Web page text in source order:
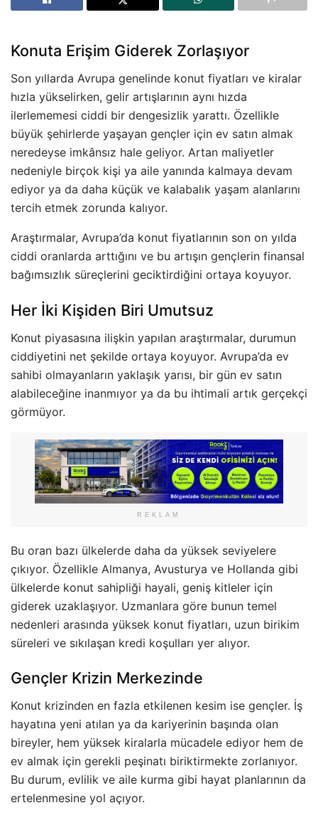
Konuta Erişim Giderek Zorlaşıyor
Son yıllarda Avrupa genelinde konut fiyatları ve kiralar
hızla yükselirken, gelir artışlarının aynı hızda
ilerlememesi ciddi bir dengesizlik yarattı. Özellikle
büyük şehirlerde yaşayan gençler için ev satın almak
neredeyse imkânsız hale geliyor. Artan maliyetler
nedeniyle birçok kişi ya aile yanında kalmaya devam
ediyor ya da daha küçük ve kalabalık yaşam alanlarını
tercih etmek zorunda kalıyor.
Araştırmalar, Avrupa’da konut fiyatlarının son on yılda
ciddi oranlarda arttığını ve bu artışın gençlerin finansal
bağımsızlık süreçlerini geciktirdiğini ortaya koyuyor.
Her İki Kişiden Biri Umutsuz
Konut piyasasına ilişkin yapılan araştırmalar, durumun
ciddiyetini net şekilde ortaya koyuyor. Avrupa’da ev
sahibi olmayanların yaklaşık yarısı, bir gün ev satın
alabileceğine inanmıyor ya da bu ihtimali artık gerçekçi
görmüyor.
REKLAM
Bu oran bazı ülkelerde daha da yüksek seviyelere
çıkıyor. Özellikle Almanya, Avusturya ve Hollanda gibi
ülkelerde konut sahipliği hayali, geniş kitleler için
giderek uzaklaşıyor. Uzmanlara göre bunun temel
nedenleri arasında yüksek konut fiyatları, uzun birikim
süreleri ve sıkılaşan kredi koşulları yer alıyor.
Gençler Krizin Merkezinde
Konut krizinden en fazla etkilenen kesim ise gençler. İş
hayatına yeni atılan ya da kariyerinin başında olan
bireyler, hem yüksek kiralarla mücadele ediyor hem de
ev almak için gerekli peşinatı biriktirmekte zorlanıyor.
Bu durum, evlilik ve aile kurma gibi hayat planlarının da
ertelenmesine yol açıyor.